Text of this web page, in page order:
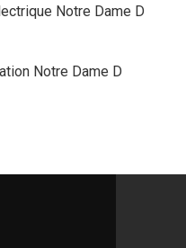
Notre Dame D
Notre Dame D